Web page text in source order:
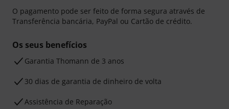
O pagamento pode ser feito de forma segura através de
Transferência bancária, PayPal ou Cartão de crédito.
Os seus benefícios
Garantia Thomann de 3 anos
30 dias de garantia de dinheiro de volta
Assistência de Reparação